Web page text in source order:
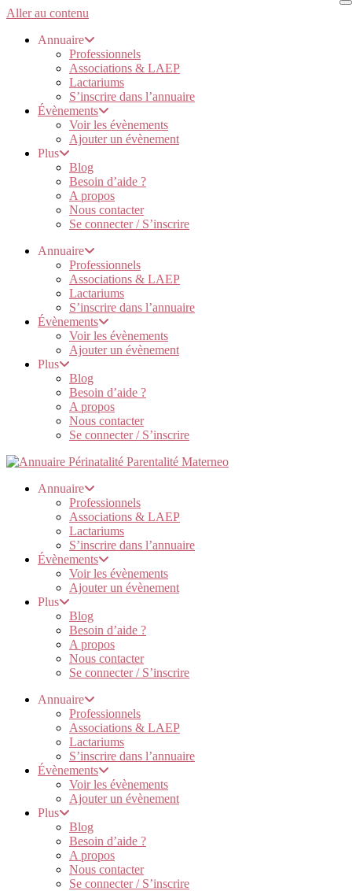
Aller au contenu
Annuaire
Professionnels
Associations & LAEP
Lactariums
S’inscrire dans l’annuaire
Évènements
Voir les évènements
Ajouter un évènement
Plus
Blog
Besoin d’aide ?
A propos
Nous contacter
Se connecter / S’inscrire
Annuaire
Professionnels
Associations & LAEP
Lactariums
S’inscrire dans l’annuaire
Évènements
Voir les évènements
Ajouter un évènement
Plus
Blog
Besoin d’aide ?
A propos
Nous contacter
Se connecter / S’inscrire
Annuaire
Professionnels
Associations & LAEP
Lactariums
S’inscrire dans l’annuaire
Évènements
Voir les évènements
Ajouter un évènement
Plus
Blog
Besoin d’aide ?
A propos
Nous contacter
Se connecter / S’inscrire
Annuaire
Professionnels
Associations & LAEP
Lactariums
S’inscrire dans l’annuaire
Évènements
Voir les évènements
Ajouter un évènement
Plus
Blog
Besoin d’aide ?
A propos
Nous contacter
Se connecter / S’inscrire